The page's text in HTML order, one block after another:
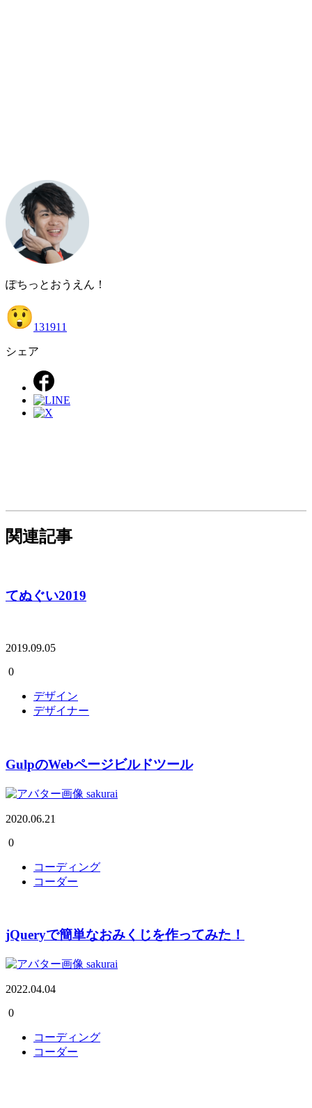
ぽちっとおうえん！
13191 1
シェア
関連記事
てぬぐい2019
2019.09.05
0
デザイン
デザイナー
GulpのWebページビルドツール
sakurai
2020.06.21
0
コーディング
コーダー
jQueryで簡単なおみくじを作ってみた！
sakurai
2022.04.04
0
コーディング
コーダー